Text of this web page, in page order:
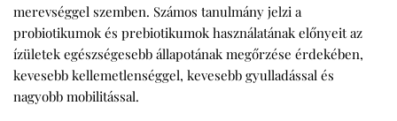
merevséggel szemben. Számos tanulmány jelzi a
probiotikumok és prebiotikumok használatának előnyeit az
ízületek egészségesebb állapotának megőrzése érdekében,
kevesebb kellemetlenséggel, kevesebb gyulladással és
nagyobb mobilitással.